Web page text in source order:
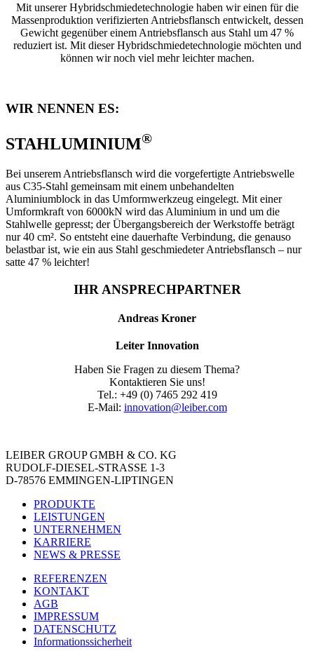
Mit unserer Hybridschmiedetechnologie haben wir einen für die
Massenproduktion verifizierten Antriebsflansch entwickelt, dessen
Gewicht gegenüber einem Antriebsflansch aus Stahl um 47 %
reduziert ist. Mit dieser Hybridschmiedetechnologie möchten und
können wir noch viel mehr leichter machen.
WIR NENNEN ES:
STAHLUMINIUM®
Bei unserem Antriebsflansch wird die vorgefertigte Antriebswelle
aus C35-Stahl gemeinsam mit einem unbehandelten
Aluminiumblock in das Umformwerkzeug eingelegt. Mit einer
Umformkraft von 6000kN wird das Aluminium in und um die
Stahlwelle gepresst; der Übergangsbereich der Werkstoffe beträgt
nur 40 cm². So entsteht eine dauerhafte Verbindung, die genauso
belastbar ist, wie ein aus Stahl geschmiedeter Antriebsflansch – nur
satte 47 % leichter!
IHR ANSPRECHPARTNER
Andreas Kroner
Leiter Innovation
Haben Sie Fragen zu diesem Thema?
Kontaktieren Sie uns!
Tel.: +49 (0) 7465 292 419
E-Mail: innovation@leiber.com
LEIBER GROUP GMBH & CO. KG
RUDOLF-DIESEL-STRASSE 1-3
D-78576 EMMINGEN-LIPTINGEN
PRODUKTE
LEISTUNGEN
UNTERNEHMEN
KARRIERE
NEWS & PRESSE
REFERENZEN
KONTAKT
AGB
IMPRESSUM
DATENSCHUTZ
Informationssicherheit